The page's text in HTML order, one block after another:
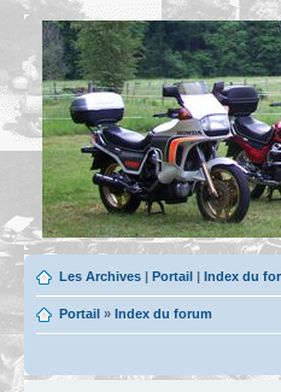
Les Archives | Portail | Index du
Portail » Index du forum